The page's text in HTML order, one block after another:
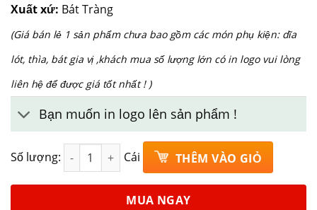
Xuất xứ: Bát Tràng
(Giá bán lẻ 1 sản phẩm chưa bao gồm các món phụ kiện: dĩa
lót, thìa, bát gia vị ,khách mua số lượng lớn có in logo vui lòng
liên hệ để được giá tốt nhất ! )
Bạn muốn in logo lên sản phẩm !
Số lượng: Bát phở nông phi 22 chuồn khoai men rạn Bát
Cái THÊM VÀO GIỎ
MUA NGAY